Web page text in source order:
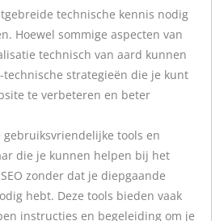
technische kennis nodig
Hoewel sommige aspecten van
technisch van aard kunnen
strategieën die je kunt
te verbeteren en beter
tools en
die je kunnen helpen bij het
zonder dat je diepgaande
hebt. Deze tools bieden vaak
instructies en begeleiding om je